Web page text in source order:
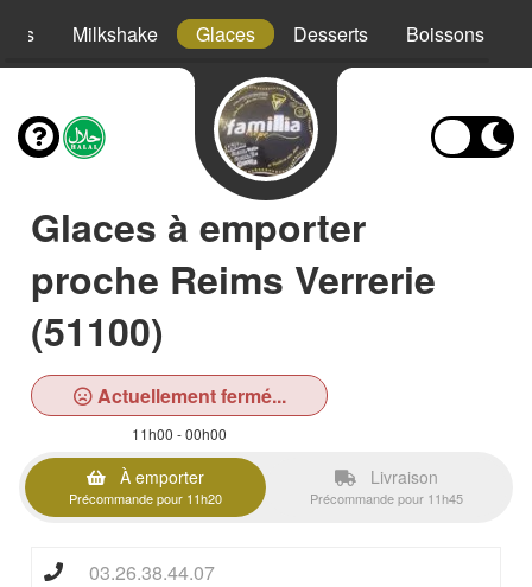
Milkshake Glaces Desserts Boissons
Glaces à emporter
proche Reims Verrerie
(51100)
Actuellement fermé...
11h00 - 00h00
À emporter
Précommande pour 11h20
Livraison
Précommande pour 11h45
03.26.38.44.07